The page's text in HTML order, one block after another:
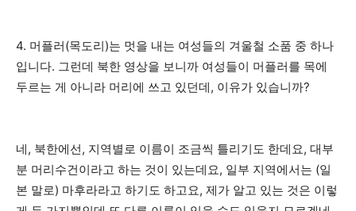
4. 머플러(목도리)는 멋을 내는 여성들의 겨울철 소품 중 하나
입니다. 그런데 북한 영상을 보니까 여성들이 머플러를 목에
두르는 게 아니라 머리에 쓰고 있던데, 이유가 있습니까?
네, 북한에선, 지역별로 이름이 조금씩 틀리기도 한데요, 대부
분 머리수건이라고 하는 것이 있는데요, 일부 지역에서는 (일
본 말로) 마후라라고 하기도 하고요, 제가 알고 있는 것은 이렇